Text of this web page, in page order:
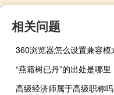
相关问题
“燕霜树已丹”的出处是哪里
高级经济师属于高级职称吗